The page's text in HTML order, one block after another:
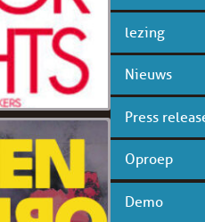
lezing
Nieuws
Press
Oproep
Demo